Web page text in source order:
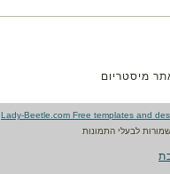
מיסטריום
Lady-Beetle.com Free templates and
לבעלי התמונות